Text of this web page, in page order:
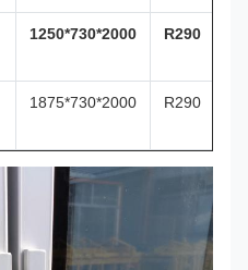
1250*730*2000 R290
1875*730*2000 R290